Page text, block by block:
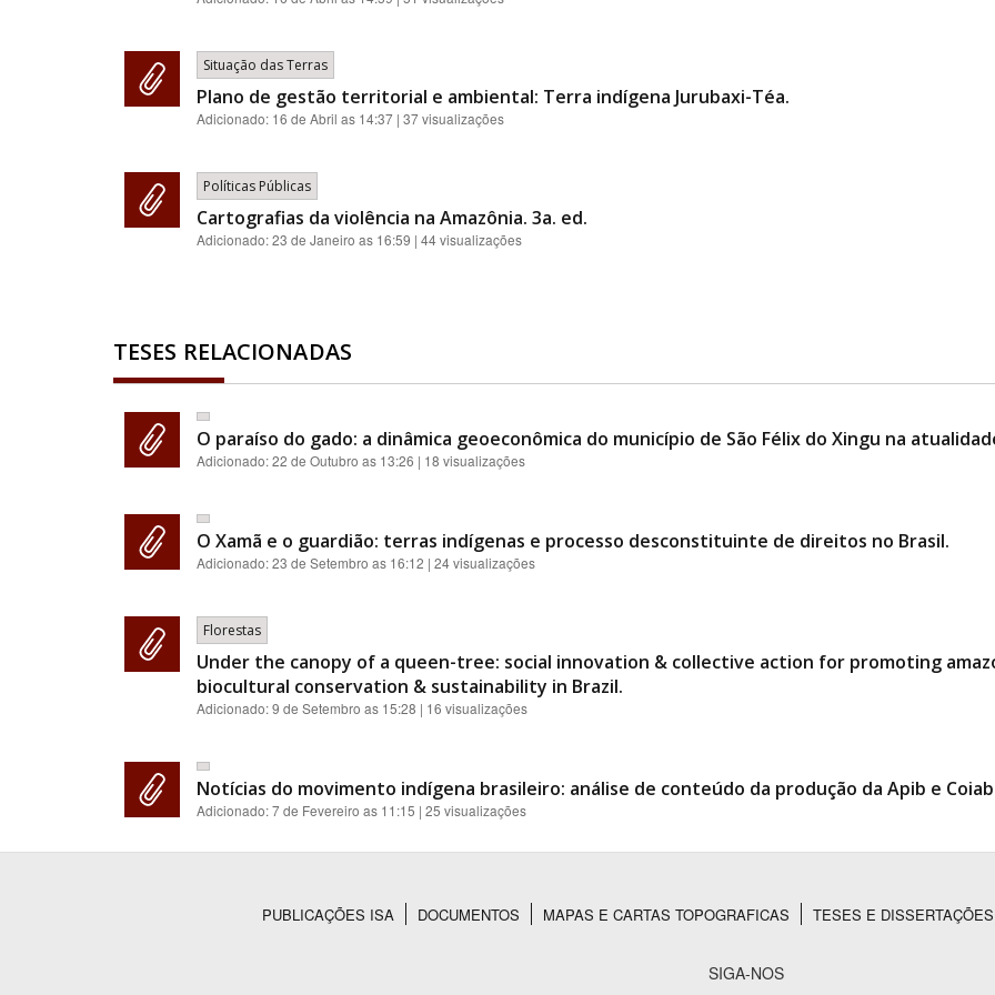
Situação das Terras
Plano de gestão territorial e ambiental: Terra indígena Jurubaxi-Téa.
Adicionado: 16 de Abril as 14:37 | 37 visualizações
Políticas Públicas
Cartografias da violência na Amazônia. 3a. ed.
Adicionado:23 de Janeiro as 16:59 | 44 visualizações
TESES RELACIONADAS
O paraíso do gado: a dinâmica geoeconômica do município de São Félix do Xingu na
Adicionado:22 de Outubro as 13:26 | 18 visualizações
O Xamã e o guardião: terras indígenas e processo desconstituinte de direitos no Brasil.
Adicionado:23 de Setembro as 16:12 | 24 visualizações
Florestas
Under the canopy of a queen-tree: social innovation & collective action for promoting
biocultural conservation & sustainability in Brazil.
Adicionado:9 de Setembro as 15:28 | 16 visualizações
Notícias do movimento indígena brasileiro: análise de conteúdo da produção da Apib e
Adicionado:7 de Fevereiro as 11:15 | 25 visualizações
PUBLICAÇÕES ISA DOCUMENTOS MAPAS E CARTAS TOPOGRAFICAS TESES E DISSERTAÇÕES
SIGA-NOS